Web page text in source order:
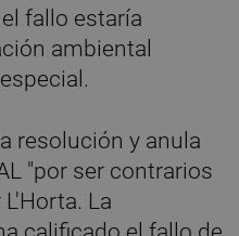
fallo estaría
ambiental
resolución y anula
"por ser contrarios
La